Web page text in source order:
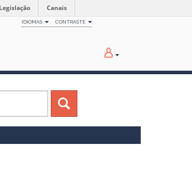
Legislação Canais
IDIOMAS CONTRASTE